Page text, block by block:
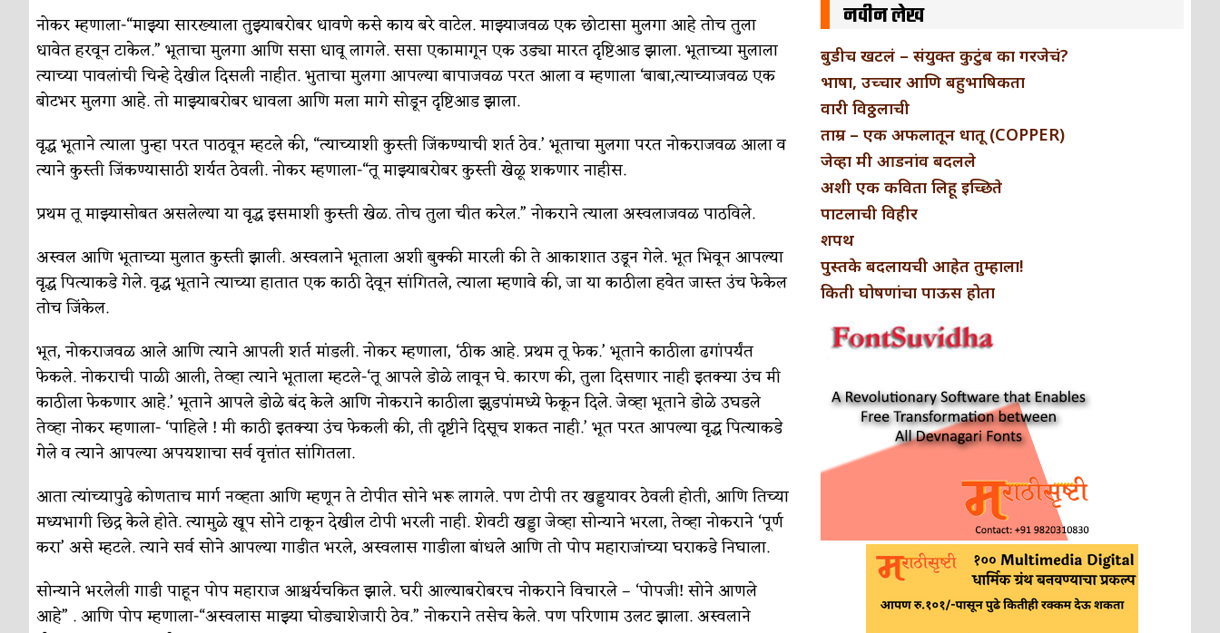
नोकर म्हणाला-“माझ्या सारख्याला तुझ्याबरोबर धावणे कसे काय बरे वाटेल. माझ्याजवळ एक छोटासा मुलगा आहे तोच तुला
धावेत हरवून टाकेल.” भूताचा मुलगा आणि ससा धावू लागले. ससा एकामागून एक उड्या मारत दृष्टिआड झाला. भूताच्या मुलाला
त्याच्या पावलांची चिन्हे देखील दिसली नाहीत. भुताचा मुलगा आपल्या बापाजवळ परत आला व म्हणाला ‘बाबा,त्याच्याजवळ एक
बोटभर मुलगा आहे. तो माझ्याबरोबर धावला आणि मला मागे सोडून दृष्टिआड झाला.
वृद्ध भूताने त्याला पुन्हा परत पाठवून म्हटले की, “त्याच्याशी कुस्ती जिंकण्याची शर्त ठेव.’ भूताचा मुलगा परत नोकराजवळ आला व
त्याने कुस्ती जिंकण्यासाठी शर्यत ठेवली. नोकर म्हणाला-“तू माझ्याबरोबर कुस्ती खेळू शकणार नाहीस.
प्रथम तू माझ्यासोबत असलेल्या या वृद्ध इसमाशी कुस्ती खेळ. तोच तुला चीत करेल.” नोकराने त्याला अस्वलाजवळ पाठविले.
अस्वल आणि भूताच्या मुलात कुस्ती झाली. अस्वलाने भूताला अशी बुक्की मारली की ते आकाशात उडून गेले. भूत भिवून आपल्या
वृद्ध पित्याकडे गेले. वृद्ध भूताने त्याच्या हातात एक काठी देवून सांगितले, त्याला म्हणावे की, जा या काठीला हवेत जास्त उंच फेकेल
तोच जिंकेल.
भूत, नोकराजवळ आले आणि त्याने आपली शर्त मांडली. नोकर म्हणाला, ‘ठीक आहे. प्रथम तू फेक.’ भूताने काठीला ढगांपर्यंत
फेकले. नोकराची पाळी आली, तेव्हा त्याने भूताला म्हटले-‘तू आपले डोळे लावून घे. कारण की, तुला दिसणार नाही इतक्या उंच मी
काठीला फेकणार आहे.’ भूताने आपले डोळे बंद केले आणि नोकराने काठीला झुडपांमध्ये फेकून दिले. जेव्हा भूताने डोळे उघडले
तेव्हा नोकर म्हणाला- ‘पाहिले ! मी काठी इतक्या उंच फेकली की, ती दृष्टीने दिसूच शकत नाही.’ भूत परत आपल्या वृद्ध पित्याकडे
गेले व त्याने आपल्या अपयशाचा सर्व वृत्तांत सांगितला.
आता त्यांच्यापुढे कोणताच मार्ग नव्हता आणि म्हणून ते टोपीत सोने भरू लागले. पण टोपी तर खड्डयावर ठेवली होती, आणि तिच्या
मध्यभागी छिद्र केले होते. त्यामुळे खूप सोने टाकून देखील टोपी भरली नाही. शेवटी खड्डा जेव्हा सोन्याने भरला, तेव्हा नोकराने ‘पूर्ण
करा’ असे म्हटले. त्याने सर्व सोने आपल्या गाडीत भरले, अस्वलास गाडीला बांधले आणि तो पोप महाराजांच्या घराकडे निघाला.
सोन्याने भरलेली गाडी पाहून पोप महाराज आश्चर्यचकित झाले. घरी आल्याबरोबरच नोकराने विचारले – ‘पोपजी! सोने आणले
आहे” . आणि पोप म्हणाला-“अस्वलास माझ्या घोड्याशेजारी ठेव.” नोकराने तसेच केले. पण परिणाम उलट झाला. अस्वलाने
नवीन लेख
बुडीच खटलं – संयुक्त कुटुंब का गरजेचं?
भाषा, उच्चार आणि बहुभाषिकता
वारी विठ्ठलाची
ताम्र – एक अफलातून धातू (COPPER)
जेव्हा मी आडनांव बदलले
अशी एक कविता लिहू इच्छिते
पाटलाची विहीर
शपथ
पुस्तके बदलायची आहेत तुम्हाला!
किती घोषणांचा पाऊस होता